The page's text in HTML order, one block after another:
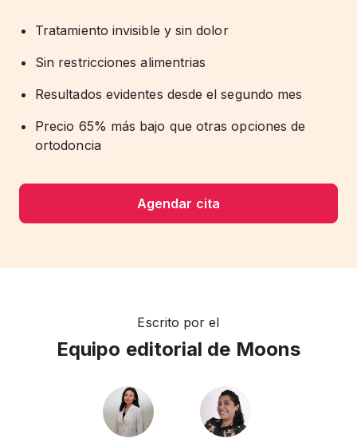
Tratamiento invisible y sin dolor
Sin restricciones alimentrias
Resultados evidentes desde el segundo mes
Precio 65% más bajo que otras opciones de
ortodoncia
Agendar cita
Escrito por el
Equipo editorial de Moons